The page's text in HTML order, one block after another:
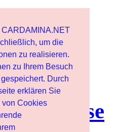
um die
zu realisieren.
zu Ihrem Besuch
Durch
erklären Sie
von Cookies